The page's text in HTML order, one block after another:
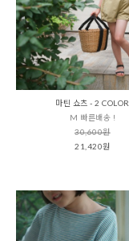
마틴 쇼츠 - 2 COLOR
M 빠른배송 !
30,600원
21,420원